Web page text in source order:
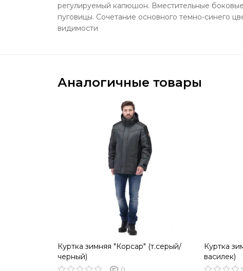
регулируемый капюшон. Вместительные
пуговицы. Сочетание основного темно-синего
видимости
Аналогичные товары
Куртка зимняя "Корсар" (т.серый/
черный)
0
Куртка
василек)